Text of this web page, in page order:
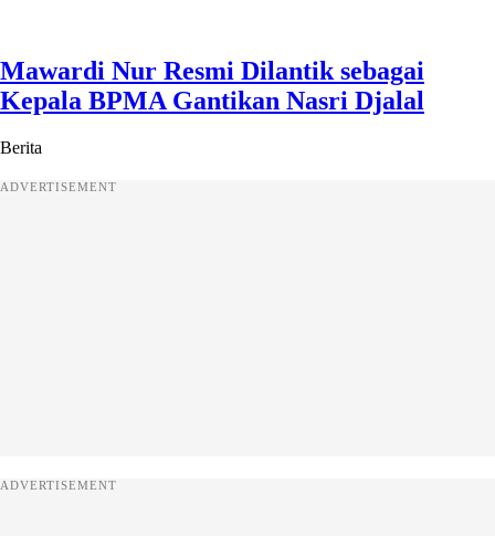
Mawardi Nur Resmi Dilantik sebagai
Kepala BPMA Gantikan Nasri Djalal
Berita
ADVERTISEMENT
ADVERTISEMENT